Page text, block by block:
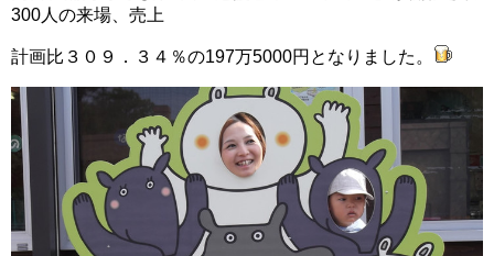
300人の来場、売上
計画比３０９．３４％の197万5000円となりました。